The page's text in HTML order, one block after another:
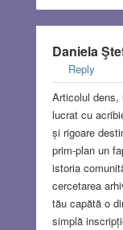
Daniela
Reply
Articolul dens,
lucrat cu
și rigoare
prim-plan un
istoria
cercetarea
tău capătă o
simplă